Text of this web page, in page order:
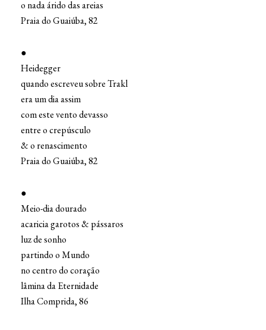
o nada árido das areias
Praia do Guaiúba, 82
●
Heidegger
quando escreveu sobre Trakl
era um dia assim
com este vento devasso
entre o crepúsculo
& o renascimento
Praia do Guaiúba, 82
●
Meio-dia dourado
acaricia garotos & pássaros
luz de sonho
partindo o Mundo
no centro do coração
lâmina da Eternidade
Ilha Comprida, 86